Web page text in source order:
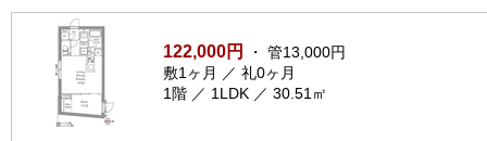
122,000円
・ 管13,000円
敷1ヶ月 ／ 礼0ヶ月
1階 ／ 1LDK ／ 30.51㎡